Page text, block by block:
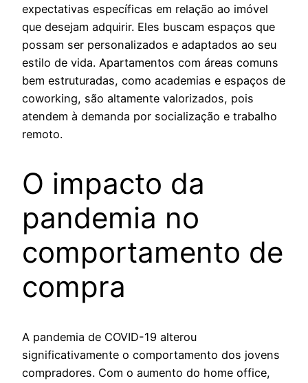
expectativas específicas em relação ao imóvel
que desejam adquirir. Eles buscam espaços que
possam ser personalizados e adaptados ao seu
estilo de vida. Apartamentos com áreas comuns
bem estruturadas, como academias e espaços de
coworking, são altamente valorizados, pois
atendem à demanda por socialização e trabalho
remoto.
O impacto da
pandemia no
comportamento de
compra
A pandemia de COVID-19 alterou
significativamente o comportamento dos jovens
compradores. Com o aumento do home office,